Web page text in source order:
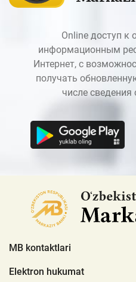
Online доступ
информационным
Интернет, с
получать
числе сведения
MB kontaktlari
Elektron hukumat